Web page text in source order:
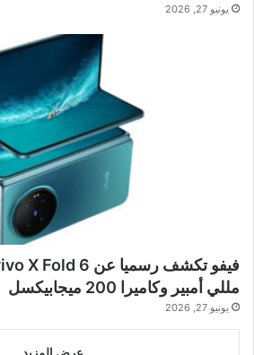
يونيو 27, 2026
مللي أمبير وكاميرا 200 ميجابيكسل
يونيو 27, 2026